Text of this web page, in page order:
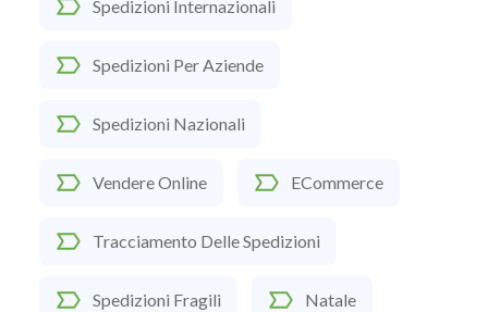
Spedizioni Internazionali
Spedizioni Per Aziende
Spedizioni Nazionali
Vendere Online ECommerce
Tracciamento Delle Spedizioni
Spedizioni Fragili Natale